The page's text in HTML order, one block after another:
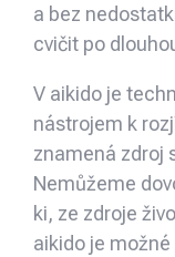
a bez
cvičit po
V aikido je
nástrojem k
znamená zdroj
Nemůžeme
ki, ze zdroje
aikido je